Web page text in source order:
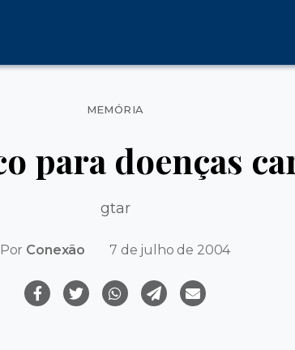
Categorias
MEMÓRIA
para doenças
gtar
Por Conexão 7 de julho de 2004